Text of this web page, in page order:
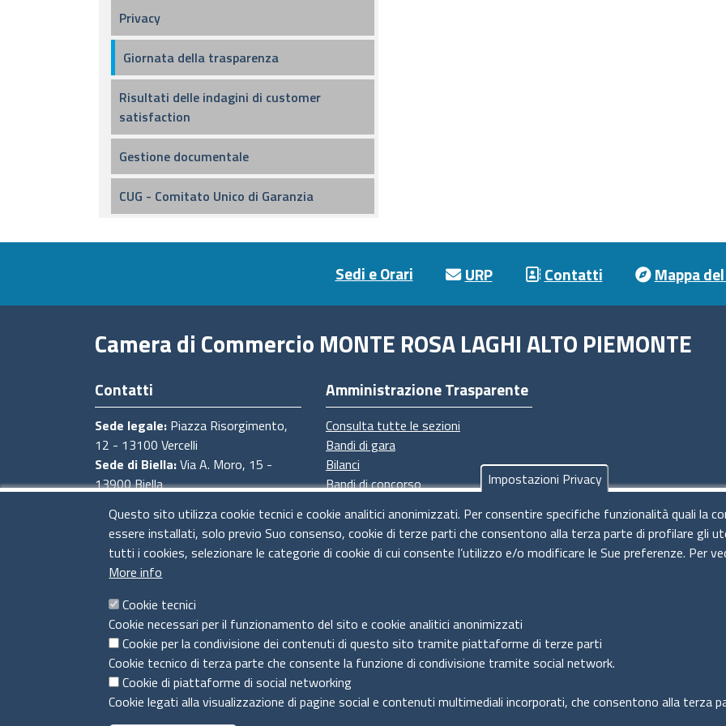
Privacy
Giornata della trasparenza
Risultati delle indagini di customer
satisfaction
Gestione documentale
CUG - Comitato Unico di Garanzia
Sedi e Orari URP Contatti Mappa
Camera di Commercio MONTE ROSA LAGHI ALTO PIEMONTE
Contatti
Sede legale: Piazza Risorgimento,
12 - 13100 Vercelli
Sede di Biella:Via A. Moro, 15 -
13900 Biella
4 - 28100 Novara
Sede di Baveno:Strada Statale del
Sempione, 4 - 28831 Baveno (VB)
CF e Partita Iva:
PEC: cciaa@pec.pno.camcom.it
Codice univoco ufficio fatturazione
elettronica UFT5IC
Amministrazione Trasparente
Consulta tutte le sezioni
Bandi di gara
Bilanci
Bandi di concorso
Provvedimenti
Impostazioni Privacy
Questo sito utilizza cookie tecnici e cookie analitici anonimizzati. Per consentire specifiche funzionalità quali la
essere installati, solo previo Suo consenso, cookie di terze parti che consentono alla terza parte di profilare gli
tutti i cookies, selezionare le categorie di cookie di cui consente l’utilizzo e/o modificare le Sue preferenze. Per
More info
Cookie tecnici
Cookie necessari per il funzionamento del sito e cookie analitici anonimizzati
Cookie per la condivisione dei contenuti di questo sito tramite piattaforme di terze parti
Cookie tecnico di terza parte che consente la funzione di condivisione tramite social network.
Cookie di piattaforme di social networking
Cookie legati alla visualizzazione di pagine social e contenuti multimediali incorporati, che consentono alla terza